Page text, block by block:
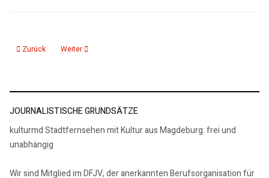
Vorheriger Beitrag: 29.01.26: Der Künstler ON ist zurück
Zurück Nächster Beitrag: Der Künstler Otto Nagel ist zurück
Weiter
JOURNALISTISCHE GRUNDSÄTZE
kulturmd Stadtfernsehen mit Kultur aus Magdeburg: frei und
unabhängig
Wir sind Mitglied im DFJV, der anerkannten Berufsorganisation für